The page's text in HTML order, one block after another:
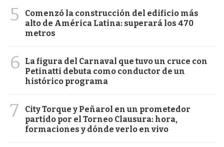
5
Comenzó la construcción del edificio más
alto de América Latina: superará los 470
metros
6
La figura del Carnaval que tuvo un cruce con
Petinatti debuta como conductor de un
histórico programa
7
City Torque y Peñarol en un prometedor
partido por el Torneo Clausura: hora,
formaciones y dónde verlo en vivo